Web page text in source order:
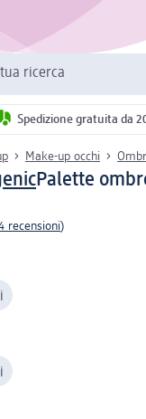
ricerca
Spedizione gratuita da
Make-up occhi
Palette
recensioni)